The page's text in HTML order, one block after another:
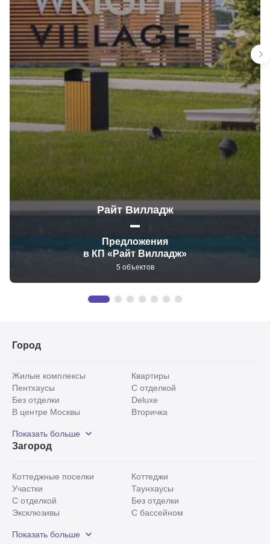
Райт Вилладж
Предложения
в КП «Райт Вилладж»
5 объектов
Город
Жилые комплексы
Квартиры
Пентхаусы
С отделкой
Без отделки
Deluxe
В центре Москвы
Вторичка
Рядом с парком
С панорамными окнами
Показать больше
Загород
Коттеджные поселки
Коттеджи
Участки
Таунхаусы
С отделкой
Без отделки
Эксклюзивы
С бассейном
Красногорский район
Показать больше